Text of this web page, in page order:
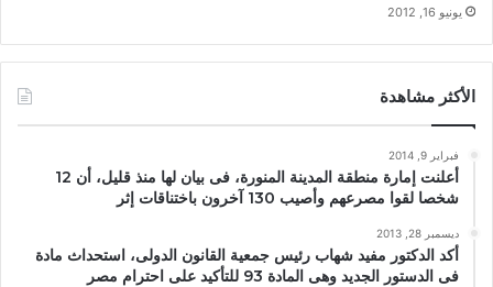
يونيو 16, 2012
الأكثر مشاهدة
فبراير 9, 2014
أعلنت إمارة منطقة المدينة المنورة، فى بيان لها منذ قليل، أن 12
شخصا لقوا مصرعهم وأصيب 130 آخرون باختناقات إثر
ديسمبر 28, 2013
أكد الدكتور مفيد شهاب رئيس جمعية القانون الدولى، استحداث مادة
فى الدستور الجديد وهى المادة 93 للتأكيد على احترام مصر